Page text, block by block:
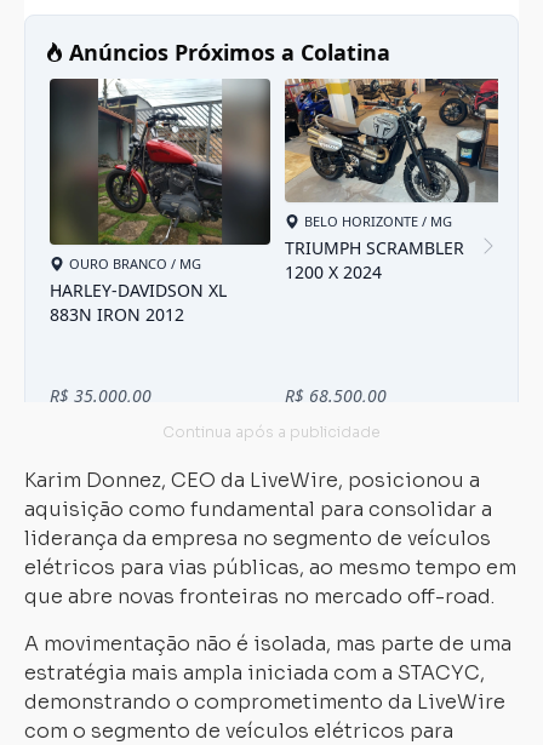
Karim Donnez, CEO da LiveWire, posicionou a
aquisição como fundamental para consolidar a
liderança da empresa no segmento de veículos
elétricos para vias públicas, ao mesmo tempo em
que abre novas fronteiras no mercado off-road.
A movimentação não é isolada, mas parte de uma
estratégia mais ampla iniciada com a STACYC,
demonstrando o comprometimento da LiveWire
com o segmento de veículos elétricos para